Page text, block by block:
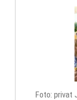
Foto: privat